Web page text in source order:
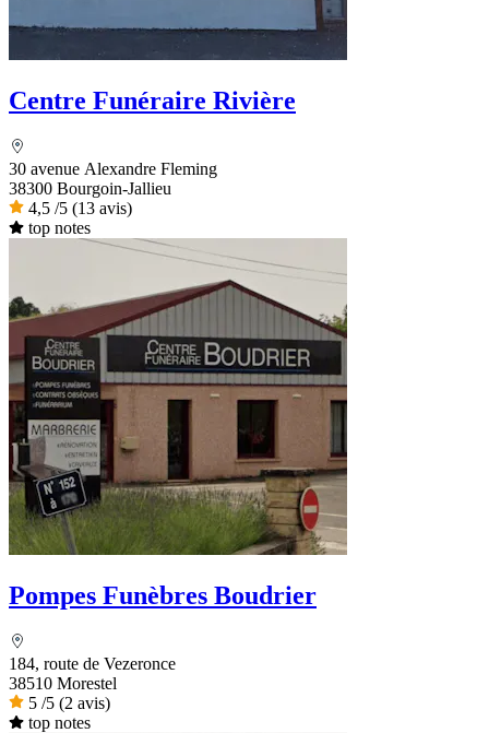
Centre Funéraire Rivière
30 avenue Alexandre Fleming
38300 Bourgoin-Jallieu
4,5 /5 (13 avis)
top notes
Pompes Funèbres Boudrier
184, route de Vezeronce
38510 Morestel
5 /5 (2 avis)
top notes